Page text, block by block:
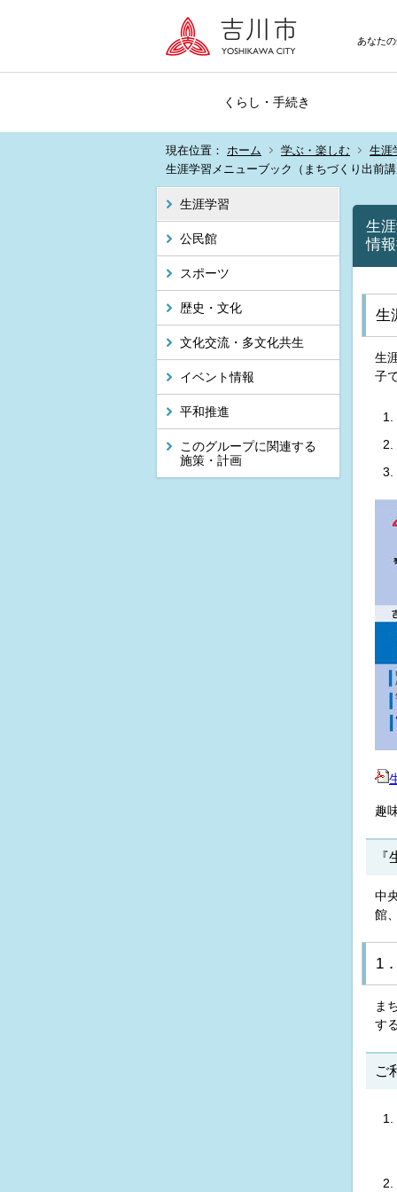
あなた
くらし・手続き
現在位置： ホーム 学ぶ・楽しむ
生涯
生涯学習メニューブック（まちづくり出前
生涯学習
公民館
スポーツ
歴史・文化
文化交流・多文化共生
イベント情報
平和推進
このグループに関連する
施策・計画
生
情
生
生
子
趣
中
館
1
ま
す
ご